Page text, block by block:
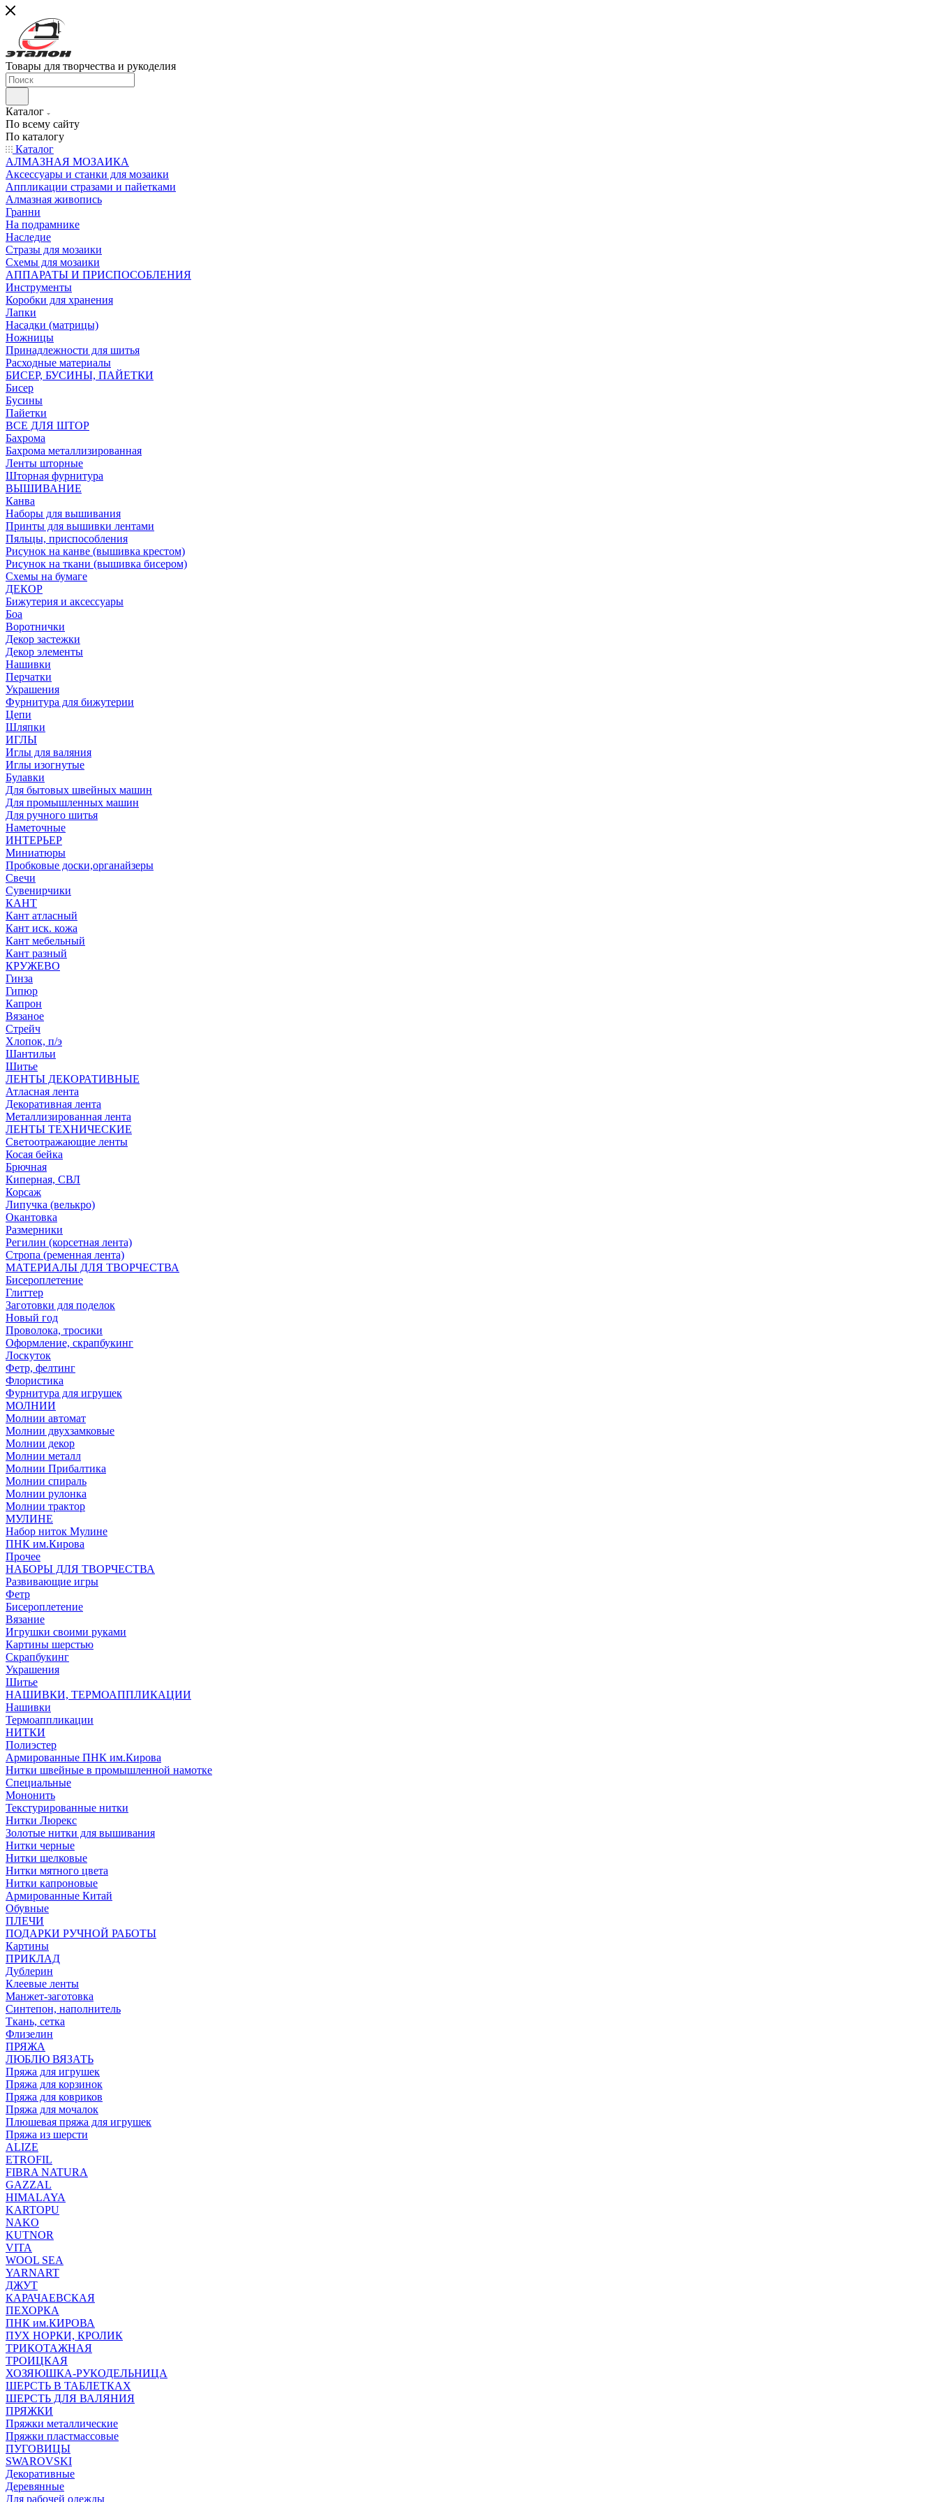
Товары для творчества и рукоделия
Каталог
По всему сайту
По каталогу
Каталог
АЛМАЗНАЯ МОЗАИКА
Аксессуары и станки для мозаики
Аппликации стразами и пайетками
Алмазная живопись
Гранни
На подрамнике
Наследие
Стразы для мозаики
Схемы для мозаики
АППАРАТЫ И ПРИСПОСОБЛЕНИЯ
Инструменты
Коробки для хранения
Лапки
Насадки (матрицы)
Ножницы
Принадлежности для шитья
Расходные материалы
БИСЕР, БУСИНЫ, ПАЙЕТКИ
Бисер
Бусины
Пайетки
ВСЕ ДЛЯ ШТОР
Бахрома
Бахрома металлизированная
Ленты шторные
Шторная фурнитура
ВЫШИВАНИЕ
Канва
Наборы для вышивания
Принты для вышивки лентами
Пяльцы, приспособления
Рисунок на канве (вышивка крестом)
Рисунок на ткани (вышивка бисером)
Схемы на бумаге
ДЕКОР
Бижутерия и аксессуары
Боа
Воротнички
Декор застежки
Декор элементы
Нашивки
Перчатки
Украшения
Фурнитура для бижутерии
Цепи
Шляпки
ИГЛЫ
Иглы для валяния
Иглы изогнутые
Булавки
Для бытовых швейных машин
Для промышленных машин
Для ручного шитья
Наметочные
ИНТЕРЬЕР
Миниатюры
Пробковые доски,органайзеры
Свечи
Сувенирчики
КАНТ
Кант атласный
Кант иск. кожа
Кант мебельный
Кант разный
КРУЖЕВО
Гинза
Гипюр
Капрон
Вязаное
Стрейч
Хлопок, п/э
Шантильи
Шитье
ЛЕНТЫ ДЕКОРАТИВНЫЕ
Атласная лента
Декоративная лента
Металлизированная лента
ЛЕНТЫ ТЕХНИЧЕСКИЕ
Светоотражающие ленты
Косая бейка
Брючная
Киперная, СВЛ
Корсаж
Липучка (велькро)
Окантовка
Размерники
Регилин (корсетная лента)
Стропа (ременная лента)
МАТЕРИАЛЫ ДЛЯ ТВОРЧЕСТВА
Бисероплетение
Глиттер
Заготовки для поделок
Новый год
Проволока, тросики
Оформление, скрапбукинг
Лоскуток
Фетр, фелтинг
Флористика
Фурнитура для игрушек
МОЛНИИ
Молнии автомат
Молнии двухзамковые
Молнии декор
Молнии металл
Молнии Прибалтика
Молнии спираль
Молнии рулонка
Молнии трактор
МУЛИНЕ
Набор ниток Мулине
ПНК им.Кирова
Прочее
НАБОРЫ ДЛЯ ТВОРЧЕСТВА
Развивающие игры
Фетр
Бисероплетение
Вязание
Игрушки своими руками
Картины шерстью
Скрапбукинг
Украшения
Шитье
НАШИВКИ, ТЕРМОАППЛИКАЦИИ
Нашивки
Термоаппликации
НИТКИ
Полиэстер
Армированные ПНК им.Кирова
Нитки швейные в промышленной намотке
Специальные
Мононить
Текстурированные нитки
Нитки Люрекс
Золотые нитки для вышивания
Нитки черные
Нитки шелковые
Нитки мятного цвета
Нитки капроновые
Армированные Китай
Обувные
ПЛЕЧИ
ПОДАРКИ РУЧНОЙ РАБОТЫ
Картины
ПРИКЛАД
Дублерин
Клеевые ленты
Манжет-заготовка
Синтепон, наполнитель
Ткань, сетка
Флизелин
ПРЯЖА
ЛЮБЛЮ ВЯЗАТЬ
Пряжа для игрушек
Пряжа для корзинок
Пряжа для ковриков
Пряжа для мочалок
Плюшевая пряжа для игрушек
Пряжа из шерсти
ALIZE
ETROFIL
FIBRA NATURA
GAZZAL
HIMALAYA
KARTOPU
NAKO
KUTNOR
VITA
WOOL SEA
YARNART
ДЖУТ
КАРАЧАЕВСКАЯ
ПЕХОРКА
ПНК им.КИРОВА
ПУХ НОРКИ, КРОЛИК
ТРИКОТАЖНАЯ
ТРОИЦКАЯ
ХОЗЯЮШКА-РУКОДЕЛЬНИЦА
ШЕРСТЬ В ТАБЛЕТКАХ
ШЕРСТЬ ДЛЯ ВАЛЯНИЯ
ПРЯЖКИ
Пряжки металлические
Пряжки пластмассовые
ПУГОВИЦЫ
SWAROVSKI
Декоративные
Деревянные
Для рабочей одежды